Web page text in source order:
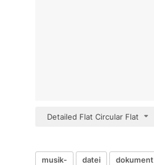
Detailed Flat Circular Flat
musik- datei dokument